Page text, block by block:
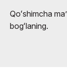
Qoʻshimcha
bogʻlaning.